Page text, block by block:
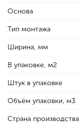
Основа
Тип монтажа
Ширина, мм
В упаковке, м2
Штук в упаковке
Объём упаковки, м3
Страна производства